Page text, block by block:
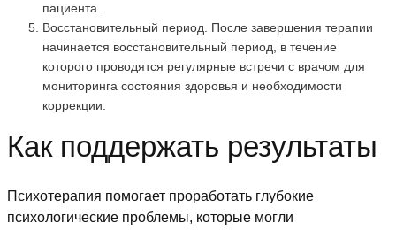
пациента.
Восстановительный период. После завершения терапии
начинается восстановительный период, в течение
которого проводятся регулярные встречи с врачом для
мониторинга состояния здоровья и необходимости
коррекции.
Как поддержать результаты
Психотерапия помогает проработать глубокие
психологические проблемы, которые могли